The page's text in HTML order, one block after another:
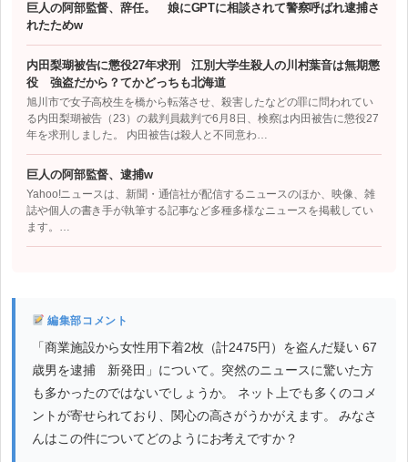
巨人の阿部監督、辞任。 娘にGPTに相談されて警察呼ばれ逮捕さ
れたためw
内田梨瑚被告に懲役27年求刑 江別大学生殺人の川村葉音は無期懲
役 強盗だから？てかどっちも北海道
旭川市で女子高校生を橋から転落させ、殺害したなどの罪に問われてい
る内田梨瑚被告（23）の裁判員裁判で6月8日、検察は内田被告に懲役27
年を求刑しました。 内田被告は殺人と不同意わ…
巨人の阿部監督、逮捕w
Yahoo!ニュースは、新聞・通信社が配信するニュースのほか、映像、雑
誌や個人の書き手が執筆する記事など多種多様なニュースを掲載してい
ます。…
編集部コメント
「商業施設から女性用下着2枚（計2475円）を盗んだ疑い 67
歳男を逮捕 新発田」について。突然のニュースに驚いた方
も多かったのではないでしょうか。 ネット上でも多くのコメ
ントが寄せられており、関心の高さがうかがえます。 みなさ
んはこの件についてどのようにお考えですか？